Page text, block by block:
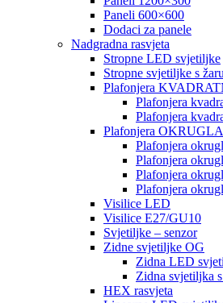
Paneli 600×600
Dodaci za panele
Nadgradna rasvjeta
Stropne LED svjetiljke
Stropne svjetiljke s
Plafonjera
Plafonjera
Plafonjera
Plafonjera OKRUGLA
Plafonjera
Plafonjera
Plafonjera
Plafonjera
Visilice LED
Visilice E27/GU10
Svjetiljke – senzor
Zidne svjetiljke OG
Zidna LED
Zidna svjetiljka
HEX rasvjeta